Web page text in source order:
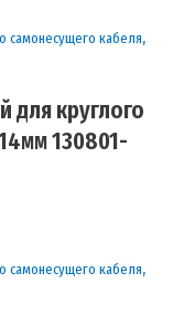
для круглого
130801-